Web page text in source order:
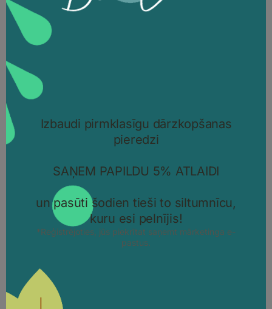
IZPĒTIET PRODUKTU
ORELLO 2 – AR 44 MM BIEZĀM
Moderna koka māja Orello |
Panorāmas skats un gaisma
Moderns komforts dārzā